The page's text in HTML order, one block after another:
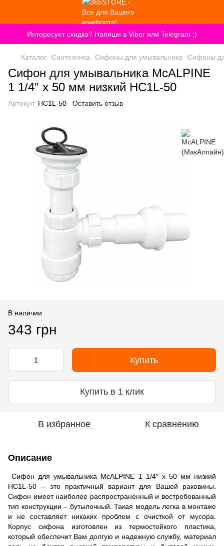
Интересует скидка? Напиши в Viber или Telegram ;)
Каталог Сантехника Сифоны для умывальника Сифоны
Сифон для умывальника McALPINE
1 1/4″ x 50 мм низкий HC1L-50
Артикул: HC1L-50 Оставить отзыв
В наличии
343 грн
Купить
Купить в 1 клик
В избранное К сравнению
Описание
Сифон для умывальника McALPINE 1 1/4″ x 50 мм низкий
HC1L-50 – это практичный вариант для Вашей раковины.
Сифон имеет наиболее распространенный и востребованный
тип конструкции – бутылочный. Такая модель легка в монтаже
и не составляет никаких проблем с очисткой от мусора.
Корпус сифона изготовлен из термостойкого пластика,
который обеспечит Вам долгую и надежную службу, материал